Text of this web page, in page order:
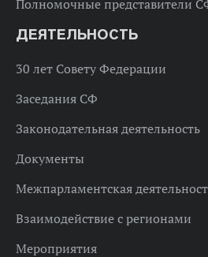
Полномочные представители
ДЕЯТЕЛЬНОСТЬ
30 лет Совету Федерации
Заседания СФ
Законодательная деятельность
Документы
Межпарламентская
Взаимодействие с регионами
Мероприятия